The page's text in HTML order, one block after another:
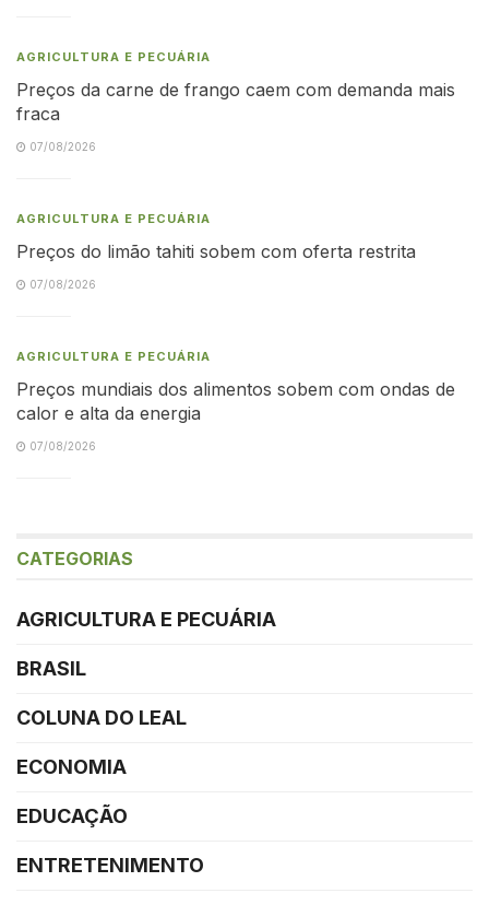
AGRICULTURA E PECUÁRIA
Preços da carne de frango caem com demanda mais
fraca
07/08/2026
AGRICULTURA E PECUÁRIA
Preços do limão tahiti sobem com oferta restrita
07/08/2026
AGRICULTURA E PECUÁRIA
Preços mundiais dos alimentos sobem com ondas de
calor e alta da energia
07/08/2026
CATEGORIAS
AGRICULTURA E PECUÁRIA
BRASIL
COLUNA DO LEAL
ECONOMIA
EDUCAÇÃO
ENTRETENIMENTO